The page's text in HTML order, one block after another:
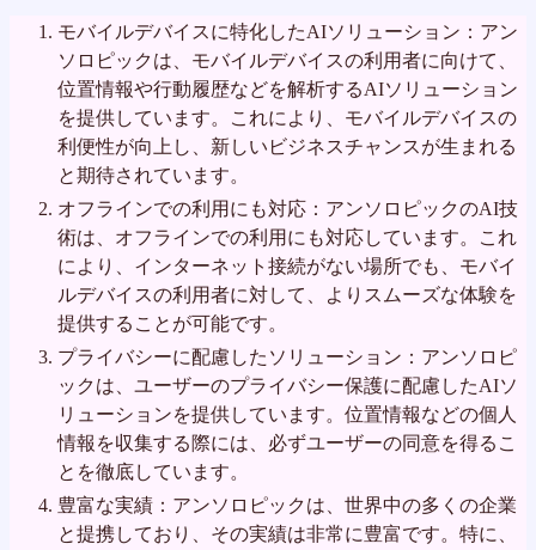
モバイルデバイスに特化したAIソリューション：アン
ソロピックは、モバイルデバイスの利用者に向けて、
位置情報や行動履歴などを解析するAIソリューション
を提供しています。これにより、モバイルデバイスの
利便性が向上し、新しいビジネスチャンスが生まれる
と期待されています。
オフラインでの利用にも対応：アンソロピックのAI技
術は、オフラインでの利用にも対応しています。これ
により、インターネット接続がない場所でも、モバイ
ルデバイスの利用者に対して、よりスムーズな体験を
提供することが可能です。
プライバシーに配慮したソリューション：アンソロピ
ックは、ユーザーのプライバシー保護に配慮したAIソ
リューションを提供しています。位置情報などの個人
情報を収集する際には、必ずユーザーの同意を得るこ
とを徹底しています。
豊富な実績：アンソロピックは、世界中の多くの企業
と提携しており、その実績は非常に豊富です。特に、